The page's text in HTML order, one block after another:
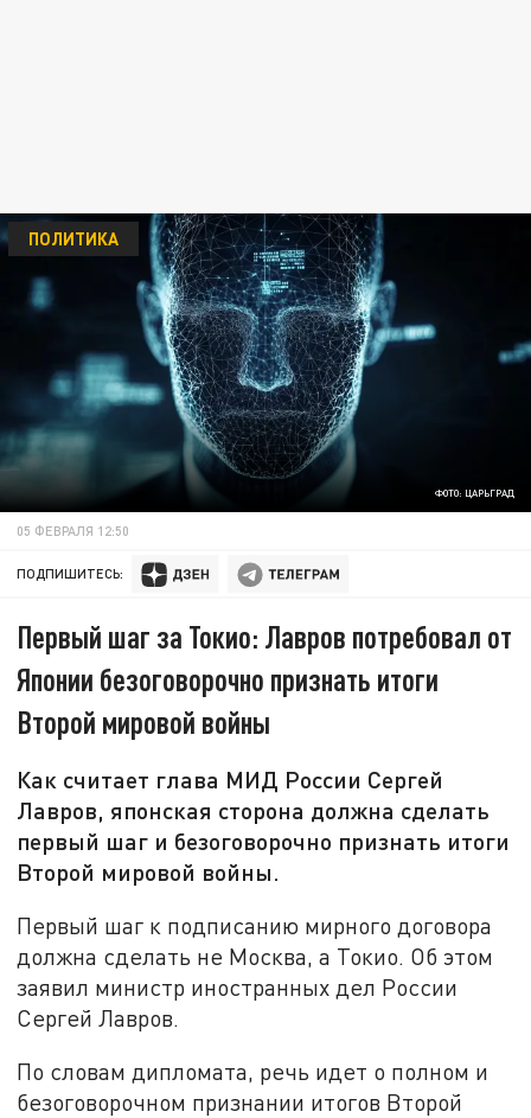
ФОТО: ЦАРЬГРАД
ПОЛИТИКА
05 ФЕВРАЛЯ 12:50
ПОДПИШИТЕСЬ:
Первый шаг за Токио: Лавров потребовал от
Японии безоговорочно признать итоги
Второй мировой войны
Как считает глава МИД России Сергей
Лавров, японская сторона должна сделать
первый шаг и безоговорочно признать итоги
Второй мировой войны.
Первый шаг к подписанию мирного договора
должна сделать не Москва, а Токио. Об этом
заявил министр иностранных дел России
Сергей Лавров.
По словам дипломата, речь идет о полном и
безоговорочном признании итогов Второй